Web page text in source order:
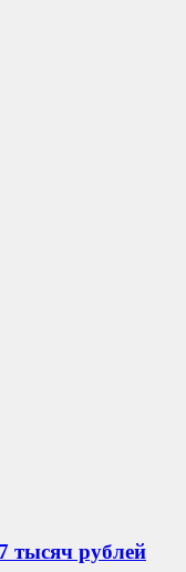
тысяч рублей